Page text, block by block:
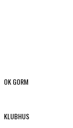
OK GORM
KLUBHUS